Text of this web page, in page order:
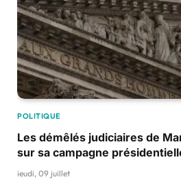
POLITIQUE
Les démêlés judiciaires de
sur sa campagne
jeudi, 09 juillet